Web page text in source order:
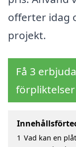
offerter idag
projekt.
Få 3
förpliktelser
1 Vad kan en